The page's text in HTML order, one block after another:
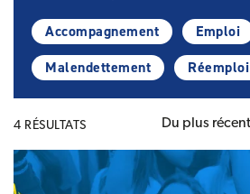
Accompagnement
Emploi
Malendettement
Réemploi
4 RÉSULTATS